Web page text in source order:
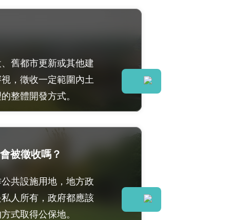
舊都市更新或其他建
，徵收一定範圍內土
整體開發方式。
被徵收嗎？
共設施用地，地方政
人所有，政府都應該
式取得公保地。